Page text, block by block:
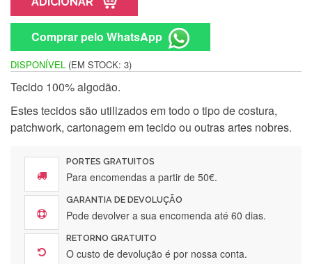
Comprar pelo WhatsApp
DISPONÍVEL (EM STOCK: 3)
Tecido 100% algodão.
Estes tecidos são utilizados em todo o tipo de costura,
patchwork, cartonagem em tecido ou outras artes nobres.
PORTES GRATUITOS
Para encomendas a partir de 50€.
GARANTIA DE DEVOLUÇÃO
Pode devolver a sua encomenda até 60 dias.
RETORNO GRATUITO
O custo de devolução é por nossa conta.